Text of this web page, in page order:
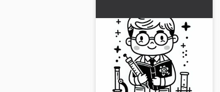
Modello da colorare di
scienziato gratuito
Immergiti nel mondo
entusiasmante degli scienziati
con il nostro disegno da colorare